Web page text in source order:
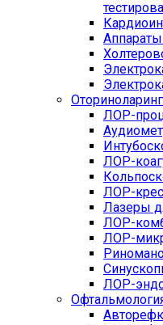
ЛОР-
ЛОР-
ЛОР-
Лазеры
ЛОР-
ЛОР-
ЛОР-